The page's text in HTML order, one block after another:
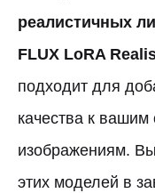
реалистичных
FLUX LoRA
подходит для
качества к
изображениям.
этих моделей в